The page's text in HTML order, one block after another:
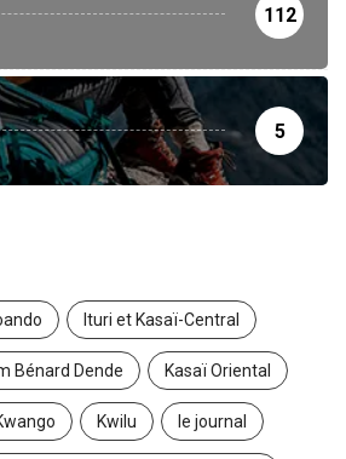
112
5
Ituri et Kasaï-Central
Bénard Dende Kasaï Oriental
Kwilu le journal